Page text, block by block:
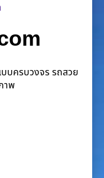
บครบวงจร รถสวย
าพ